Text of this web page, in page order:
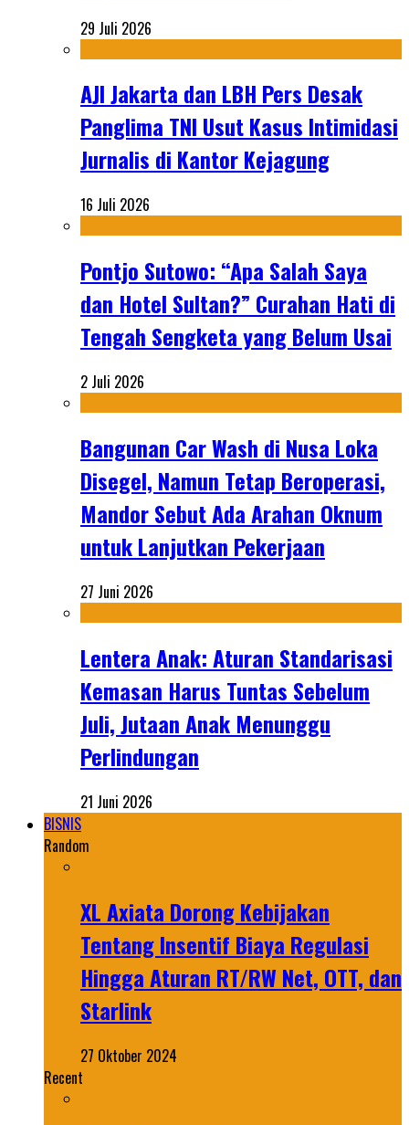
29 Juli 2026
AJI Jakarta dan LBH Pers Desak
Panglima TNI Usut Kasus Intimidasi
Jurnalis di Kantor Kejagung
16 Juli 2026
Pontjo Sutowo: “Apa Salah Saya
dan Hotel Sultan?” Curahan Hati di
Tengah Sengketa yang Belum Usai
2 Juli 2026
Bangunan Car Wash di Nusa Loka
Disegel, Namun Tetap Beroperasi,
Mandor Sebut Ada Arahan Oknum
untuk Lanjutkan Pekerjaan
27 Juni 2026
Lentera Anak: Aturan Standarisasi
Kemasan Harus Tuntas Sebelum
Juli, Jutaan Anak Menunggu
Perlindungan
21 Juni 2026
BISNIS
Random
XL Axiata Dorong Kebijakan
Tentang Insentif Biaya Regulasi
Hingga Aturan RT/RW Net, OTT, dan
Starlink
27 Oktober 2024
Recent